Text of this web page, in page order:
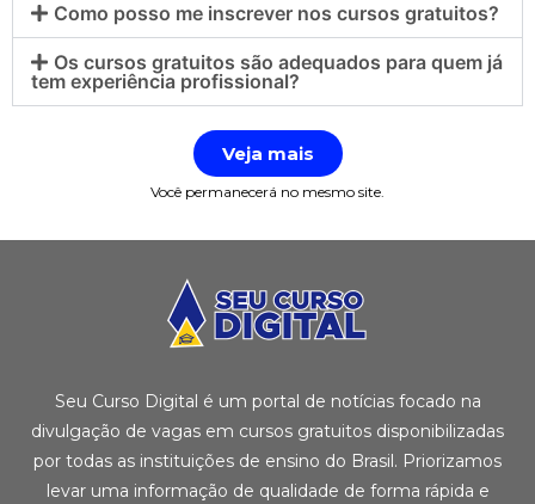
Como posso me inscrever nos cursos gratuitos?
Os cursos gratuitos são adequados para quem já
tem experiência profissional?
Veja mais
Você permanecerá no mesmo site.
Seu Curso Digital é um portal de notícias focado na
divulgação de vagas em cursos gratuitos disponibilizadas
por todas as instituições de ensino do Brasil. Priorizamos
levar uma informação de qualidade de forma rápida e